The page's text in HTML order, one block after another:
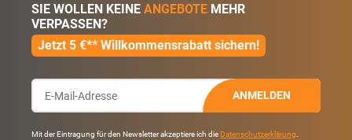
SIE WOLLEN KEINE ANGEBOTE MEHR
VERPASSEN?
Jetzt 5 €** Willkommensrabatt sichern!
ANMELDEN
Mit der Eintragung für den Newsletter akzeptiere ich die Datenschutzerklärung